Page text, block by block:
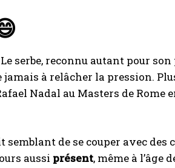
serbe, reconnu autant pour
jamais à relâcher la pression.
Nadal au Masters de Rome
de se couper avec des
aussi présent, même à l’âge